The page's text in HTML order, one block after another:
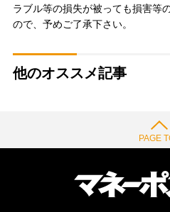
ラブル等の損失が被っても損害等
ので、予めご了承下さい。
他のオススメ記事
PAGE